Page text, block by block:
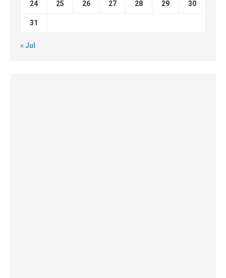
24 25 26 27 28 29 30
31
« Jul